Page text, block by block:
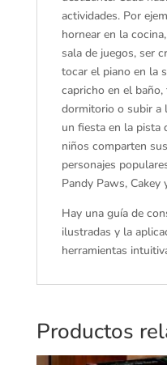
actividades. Por
hornear en la
sala de juegos, ser
tocar el piano en la
capricho en el
dormitorio o subir a
un fiesta en la pista
niños comparten
personajes
Pandy Paws, Cakey
Hay una guía de
ilustradas y la
herramientas
Productos